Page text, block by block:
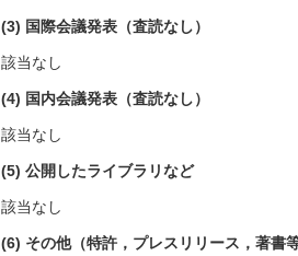
(3) 国際会議発表（査読なし）
該当なし
(4) 国内会議発表（査読なし）
該当なし
(5) 公開したライブラリなど
該当なし
(6) その他（特許，プレスリリース，著書